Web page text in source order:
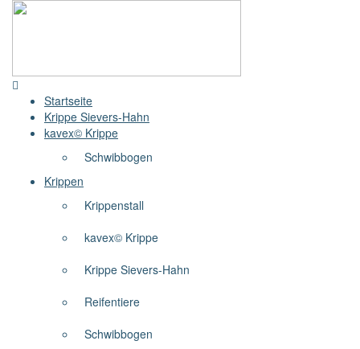
Startseite
Krippe Sievers-Hahn
kavex© Krippe
Schwibbogen
Krippen
Krippenstall
kavex© Krippe
Krippe Sievers-Hahn
Reifentiere
Schwibbogen